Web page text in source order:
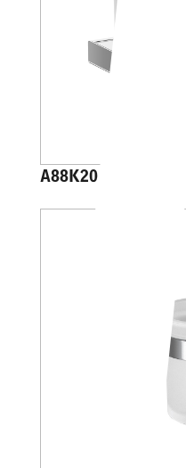
A88K20